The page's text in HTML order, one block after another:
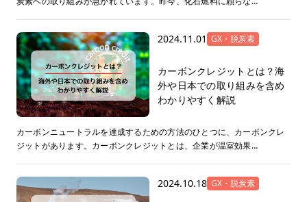
2024.11.01 GX・脱炭素
カーボンクレジットとは？海
外や日本での取り組みを含め
わかりやすく解説
カーボンニュートラルを達成するための方法のひとつに、カーボンクレ
ジットがあります。カーボンクレジットとは、企業が温室効果…
2024.10.18 GX・脱炭素